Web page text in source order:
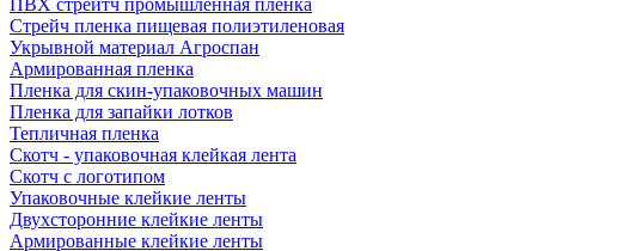
ПВХ стрейтч промышленная пленка
Стрейч пленка пищевая полиэтиленовая
Укрывной материал Агроспан
Армированная пленка
Пленка для скин-упаковочных машин
Пленка для запайки лотков
Тепличная пленка
Скотч - упаковочная клейкая лента
Скотч с логотипом
Упаковочные клейкие ленты
Двухсторонние клейкие ленты
Армированные клейкие ленты